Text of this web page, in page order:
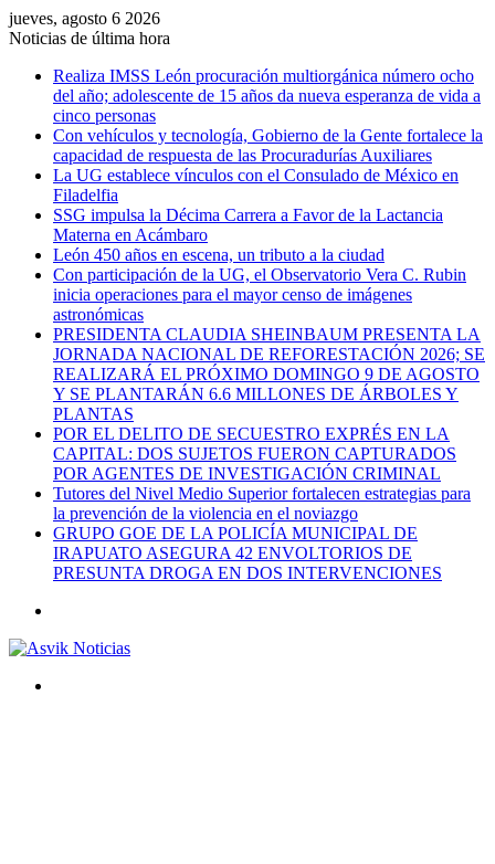
jueves, agosto 6 2026
Noticias de última hora
Realiza IMSS León procuración multiorgánica número ocho
del año; adolescente de 15 años da nueva esperanza de vida a
cinco personas
Con vehículos y tecnología, Gobierno de la Gente fortalece la
capacidad de respuesta de las Procuradurías Auxiliares
La UG establece vínculos con el Consulado de México en
Filadelfia
SSG impulsa la Décima Carrera a Favor de la Lactancia
Materna en Acámbaro
León 450 años en escena, un tributo a la ciudad
Con participación de la UG, el Observatorio Vera C. Rubin
inicia operaciones para el mayor censo de imágenes
astronómicas
PRESIDENTA CLAUDIA SHEINBAUM PRESENTA LA
JORNADA NACIONAL DE REFORESTACIÓN 2026; SE
REALIZARÁ EL PRÓXIMO DOMINGO 9 DE AGOSTO
Y SE PLANTARÁN 6.6 MILLONES DE ÁRBOLES Y
PLANTAS
POR EL DELITO DE SECUESTRO EXPRÉS EN LA
CAPITAL: DOS SUJETOS FUERON CAPTURADOS
POR AGENTES DE INVESTIGACIÓN CRIMINAL
Tutores del Nivel Medio Superior fortalecen estrategias para
la prevención de la violencia en el noviazgo
GRUPO GOE DE LA POLICÍA MUNICIPAL DE
IRAPUATO ASEGURA 42 ENVOLTORIOS DE
PRESUNTA DROGA EN DOS INTERVENCIONES